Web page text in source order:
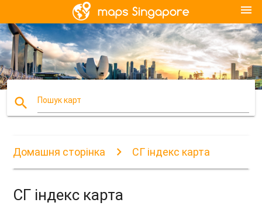
menu
search Пошук карт
Домашня сторінка СГ індекс карта
СГ індекс карта